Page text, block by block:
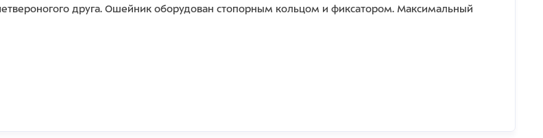
друга. Ошейник оборудован стопорным кольцом и фиксатором. Максимальный